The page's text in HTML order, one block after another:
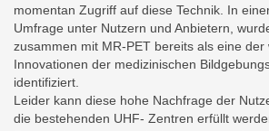
momentan Zugriff auf diese Technik. In
Umfrage unter Nutzern und Anbietern,
zusammen mit MR-PET bereits als eine der
Innovationen der medizinischen
identifiziert.
Leider kann diese hohe Nachfrage der
die bestehenden UHF- Zentren erfüllt